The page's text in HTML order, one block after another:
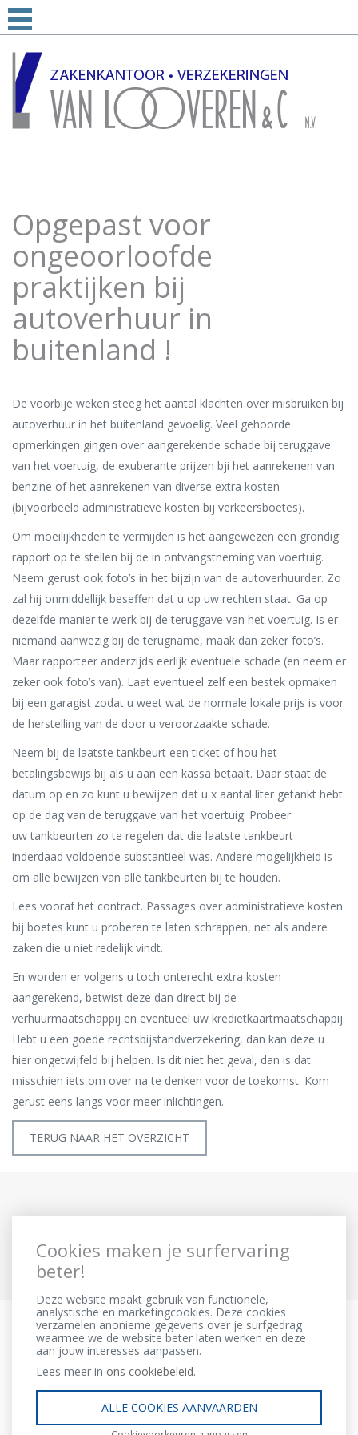
Opgepast voor
ongeoorloofde
praktijken bij
autoverhuur in
buitenland !
De voorbije weken steeg het aantal klachten over misbruiken bij
autoverhuur in het buitenland gevoelig. Veel gehoorde
opmerkingen gingen over aangerekende schade bij teruggave
van het voertuig, de exuberante prijzen bji het aanrekenen van
benzine of het aanrekenen van diverse extra kosten
(bijvoorbeeld administratieve kosten bij verkeersboetes).
Om moeilijkheden te vermijden is het aangewezen een grondig
rapport op te stellen bij de in ontvangstneming van voertuig.
Neem gerust ook foto’s in het bijzijn van de autoverhuurder. Zo
zal hij onmiddellijk beseffen dat u op uw rechten staat. Ga op
dezelfde manier te werk bij de teruggave van het voertuig. Is er
niemand aanwezig bij de terugname, maak dan zeker foto’s.
Maar rapporteer anderzijds eerlijk eventuele schade (en neem er
zeker ook foto’s van). Laat eventueel zelf een bestek opmaken
bij een garagist zodat u weet wat de normale lokale prijs is voor
de herstelling van de door u veroorzaakte schade.
Neem bij de laatste tankbeurt een ticket of hou het
betalingsbewijs bij als u aan een kassa betaalt. Daar staat de
datum op en zo kunt u bewijzen dat u x aantal liter getankt hebt
op de dag van de teruggave van het voertuig. Probeer
uw tankbeurten zo te regelen dat die laatste tankbeurt
inderdaad voldoende substantieel was. Andere mogelijkheid is
om alle bewijzen van alle tankbeurten bij te houden.
Lees vooraf het contract. Passages over administratieve kosten
bij boetes kunt u proberen te laten schrappen, net als andere
zaken die u niet redelijk vindt.
En worden er volgens u toch onterecht extra kosten
aangerekend, betwist deze dan direct bij de
verhuurmaatschappij en eventueel uw kredietkaartmaatschappij.
Hebt u een goede rechtsbijstandverzekering, dan kan deze u
hier ongetwijfeld bij helpen. Is dit niet het geval, dan is dat
misschien iets om over na te denken voor de toekomst. Kom
gerust eens langs voor meer inlichtingen.
TERUG NAAR HET OVERZICHT
IDD Richtlijn
Disclaimer
Privacy clausule
Cookiebeleid
Cookies maken je surfervaring
beter!
Deze website maakt gebruik van functionele,
analystische en marketingcookies. Deze cookies
verzamelen anonieme gegevens over je surfgedrag
waarmee we de website beter laten werken en deze
aan jouw interesses aanpassen.
Lees meer in ons cookiebeleid.
ALLE COOKIES AANVAARDEN